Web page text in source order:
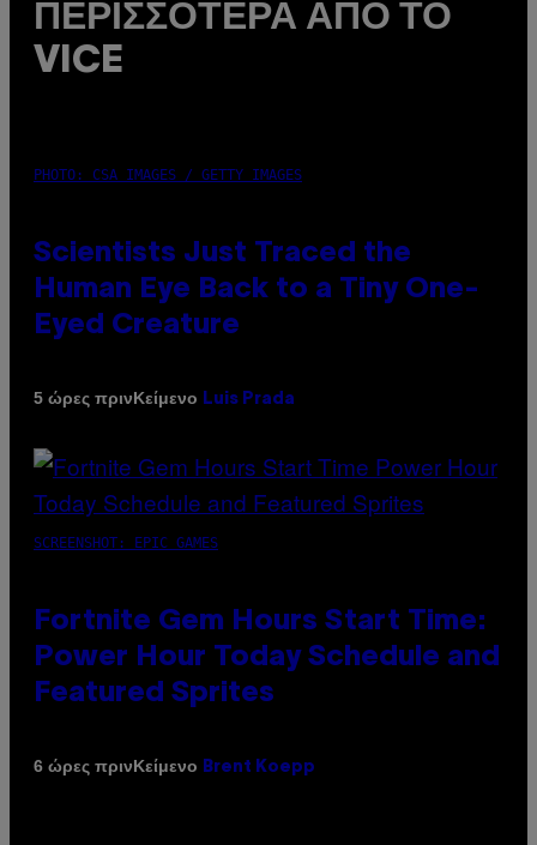
ΠΕΡΙΣΣΌΤΕΡΑ ΑΠΌ ΤΟ
VICE
PHOTO: CSA IMAGES / GETTY IMAGES
Scientists Just Traced the
Human Eye Back to a Tiny One-
Eyed Creature
5 ώρες πρινΚείμενο Luis Prada
SCREENSHOT: EPIC GAMES
Fortnite Gem Hours Start Time:
Power Hour Today Schedule and
Featured Sprites
6 ώρες πρινΚείμενο Brent Koepp